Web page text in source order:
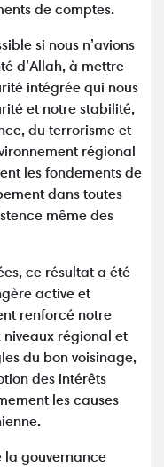
de comptes.
si nous n’avions
d’Allah, à mettre
intégrée qui nous
et notre stabilité,
du terrorisme et
régional
les fondements de
dans toutes
même des
ce résultat a été
active et
renforcé notre
régional et
du bon voisinage,
des intérêts
les causes
la gouvernance